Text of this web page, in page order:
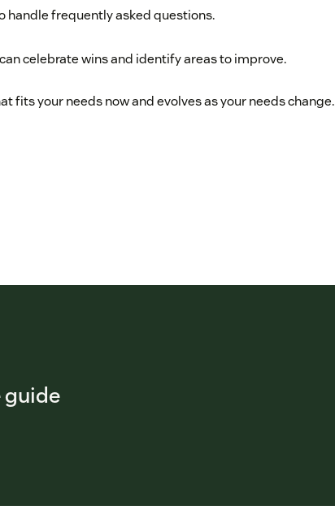
handle frequently asked questions.
celebrate wins and identify areas to improve.
fits your needs now and evolves as your needs change.
guide